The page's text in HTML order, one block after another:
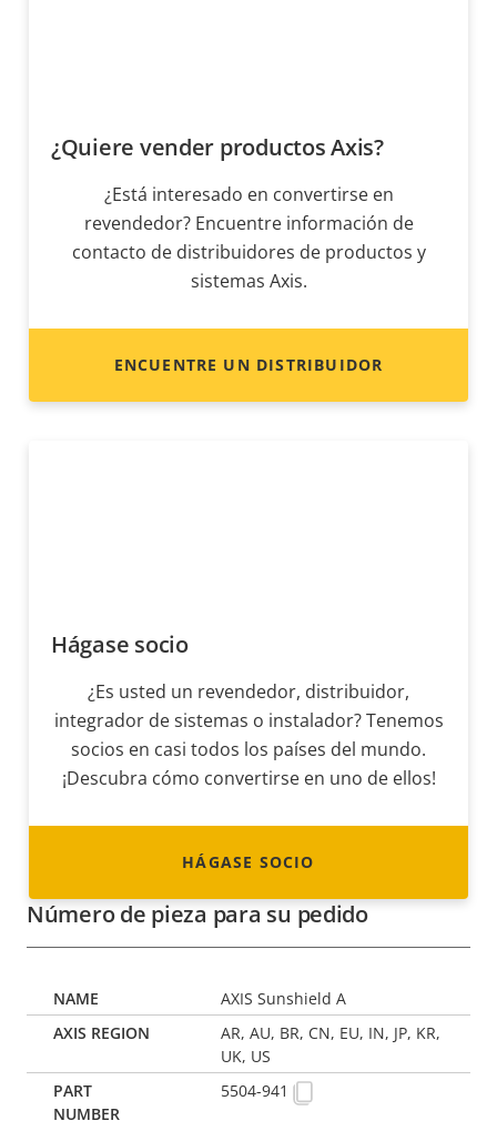
¿Quiere vender productos Axis?
¿Está interesado en convertirse en
revendedor? Encuentre información de
contacto de distribuidores de productos y
sistemas Axis.
ENCUENTRE UN DISTRIBUIDOR
Hágase socio
¿Es usted un revendedor, distribuidor,
integrador de sistemas o instalador? Tenemos
socios en casi todos los países del mundo.
¡Descubra cómo convertirse en uno de ellos!
HÁGASE SOCIO
Número de pieza para su pedido
AXIS Sunshield A
AR, AU, BR, CN, EU, IN, JP, KR,
UK, US
5504-941